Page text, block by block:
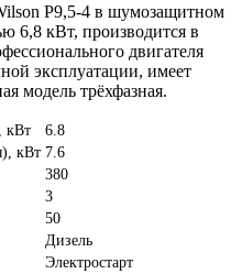
P9,5-4 в шумозащитном
6,8 кВт, производится в
двигателя
эксплуатации, имеет
модель трёхфазная.
кВт
6.8
кВт 7.6
380
3
50
Дизель
Электростарт